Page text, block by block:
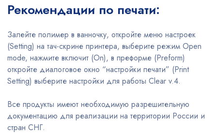
Рекомендации по печати:
Залейте полимер в ванночку, откройте меню настроек
(Setting) на тач-скрине принтера, выберите режим Open
mode, нажмите включит (On), в преформе (Preform)
откройте диалоговое окно “настройки печати” (Print
Setting) выберите настройки для работы Clear v.4.
Все продукты имеют необходимую разрешительную
документацию для реализации на территории России и
стран СНГ.